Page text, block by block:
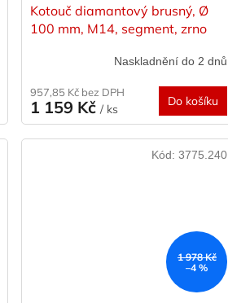
Kotouč diamantový brusný, Ø
100 mm, M14, segment, zrno
Naskladnění do 2 dnů
957,85 Kč bez DPH
1 159 Kč/ ks
Do košíku
1 978 Kč
–4 %
Kód:3775.240